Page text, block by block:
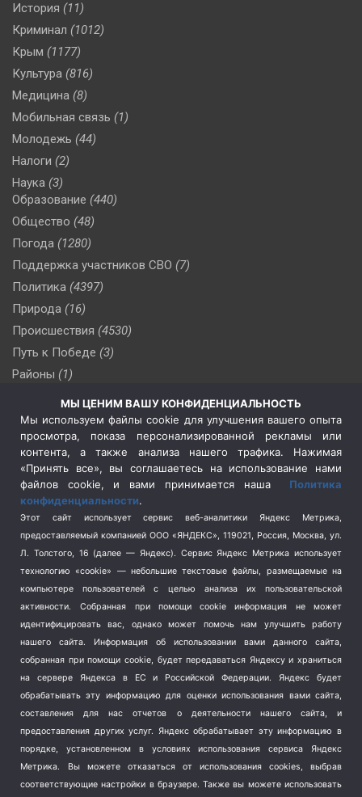
История (11)
Криминал (1012)
Крым (1177)
Культура (816)
Медицина (8)
Мобильная связь (1)
Молодежь (44)
Налоги (2)
Наука (3)
Образование (440)
Общество (48)
Погода (1280)
Поддержка участников СВО (7)
Политика (4397)
Природа (16)
Происшествия (4530)
Путь к Победе (3)
Районы (1)
(510)
Сельское хозяйство (3)
Социальная политика
(3)
Спецоперация в Украине
Спецоперация на Украине
(404)
Спорт (740)
Терроризм (1)
Транспорт (262)
Туризм (178)
Флот (76)
Школа и спорт (2)
Экология (8)
Экономика (1172)
МЫ ЦЕНИМ ВАШУ КОНФИДЕНЦИАЛЬНОСТЬ
Мы используем файлы cookie для улучшения вашего опыта
просмотра, показа персонализированной рекламы или
контента, а также анализа нашего трафика. Нажимая
«Принять все», вы соглашаетесь на использование нами
файлов cookie, и вами принимается наша Политика
конфиденциальности.
Этот сайт использует сервис веб-аналитики Яндекс Метрика,
предоставляемый компанией ООО «ЯНДЕКС», 119021, Россия, Москва, ул.
Л. Толстого, 16 (далее — Яндекс). Сервис Яндекс Метрика использует
технологию «cookie» — небольшие текстовые файлы, размещаемые на
компьютере пользователей с целью анализа их пользовательской
активности.
Собранная при помощи cookie информация не может
идентифицировать вас, однако может помочь нам улучшить работу
нашего сайта. Информация об использовании вами данного сайта,
собранная при помощи cookie, будет передаваться Яндексу и храниться
на сервере Яндекса в ЕС и Российской Федерации. Яндекс будет
обрабатывать эту информацию для оценки использования вами сайта,
составления для нас отчетов о деятельности нашего сайта, и
предоставления других услуг. Яндекс обрабатывает эту информацию в
порядке, установленном в условиях использования сервиса Яндекс
Метрика.
Вы можете отказаться от использования cookies, выбрав
соответствующие настройки в браузере. Также вы можете использовать